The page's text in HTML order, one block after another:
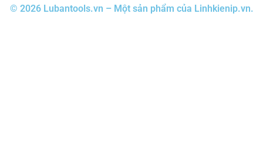
© 2026 Lubantools.vn – Một sản phẩm của Linhkienip.vn.